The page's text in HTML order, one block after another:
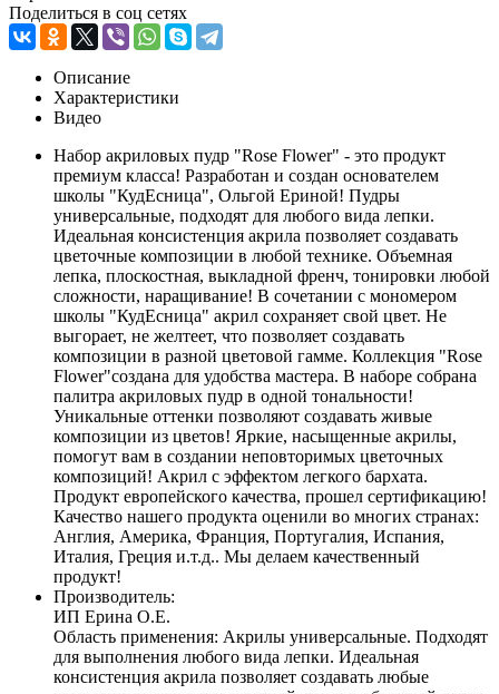
Поделиться в соц сетях
Описание
Характеристики
Видео
Набор акриловых пудр "Rose Flower" - это продукт
премиум класса! Разработан и создан основателем
школы "КудЕсница", Ольгой Ериной! Пудры
универсальные, подходят для любого вида лепки.
Идеальная консистенция акрила позволяет создавать
цветочные композиции в любой технике. Объемная
лепка, плоскостная, выкладной френч, тонировки любой
сложности, наращивание! В сочетании с мономером
школы "КудЕсница" акрил сохраняет свой цвет. Не
выгорает, не желтеет, что позволяет создавать
композиции в разной цветовой гамме. Коллекция "Rose
Flower"создана для удобства мастера. В наборе собрана
палитра акриловых пудр в одной тональности!
Уникальные оттенки позволяют создавать живые
композиции из цветов! Яркие, насыщенные акрилы,
помогут вам в создании неповторимых цветочных
композиций! Акрил с эффектом легкого бархата.
Продукт европейского качества, прошел сертификацию!
Качество нашего продукта оценили во многих странах:
Англия, Америка, Франция, Португалия, Испания,
Италия, Греция и.т.д.. Мы делаем качественный
продукт!
Производитель:
ИП Ерина О.Е.
Область применения: Акрилы универсальные. Подходят
для выполнения любого вида лепки. Идеальная
консистенция акрила позволяет создавать любые